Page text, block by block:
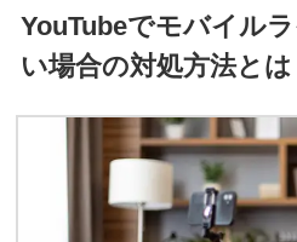
YouTubeでモバイル
い場合の対処方法とは